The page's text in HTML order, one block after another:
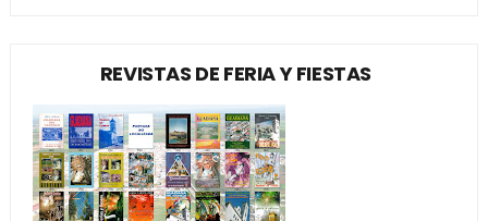
REVISTAS DE FERIA Y FIESTAS